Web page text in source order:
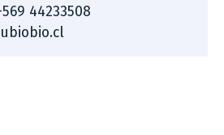
44233508